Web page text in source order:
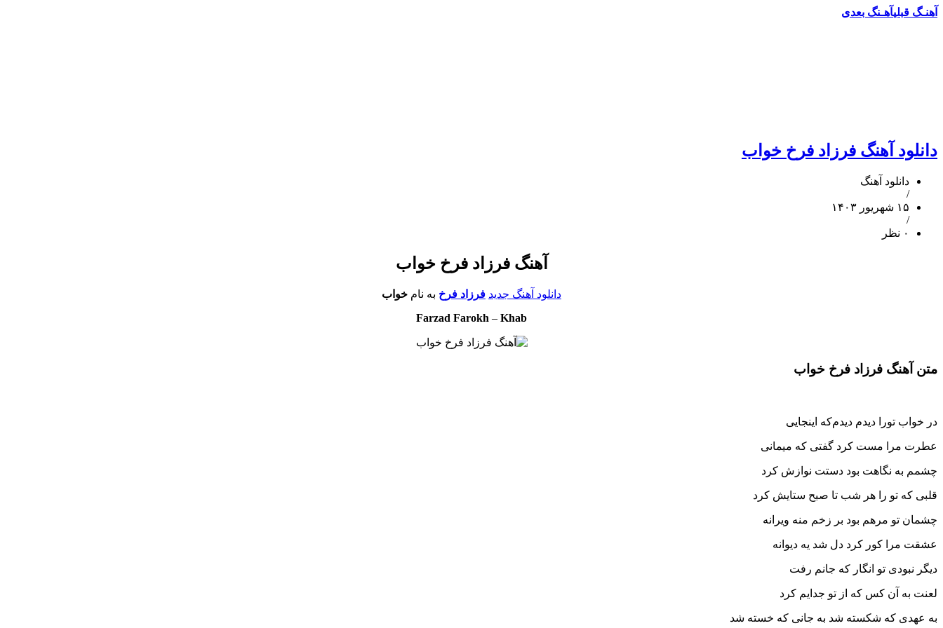
آهنـگ قبلیآهـنگ بعدی
دانلود آهنگ فرزاد فرخ خواب
دانلود آهنگ
/
۱۵ شهریور ۱۴۰۳
/
۰ نظر
آهنگ فرزاد فرخ خواب
دانلود آهنگ جدید فرزاد فرخ به نام خواب
Farzad Farokh – Khab
متن آهنگ فرزاد فرخ خواب
در خواب تورا دیدم دیدم‌که اینجایی
عطرت مرا مست کرد گفتی که میمانی
چشمم به نگاهت بود دستت نوازش کرد
قلبی که تو را هر شب تا صبح ستایش کرد
چشمان تو مرهم بود بر زخم منه ویرانه
عشقت مرا کور کرد دل شد یه دیوانه
دیگر نبودی تو انگار که جانم رفت
لعنت به آن کس که از تو جدایم کرد
به عهدی که شکسته شد به جانی که خسته شد